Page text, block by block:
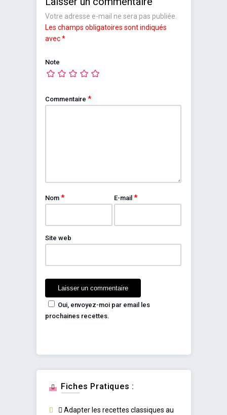
Votre adresse e-mail ne sera pas publiée.
Les champs obligatoires sont indiqués
avec*
Note
Commentaire *
Nom * E-mail*
Site web
Oui, envoyez-moi par email les
prochaines recettes.
Fiches Pratiques :
Adapter les recettes classiques au